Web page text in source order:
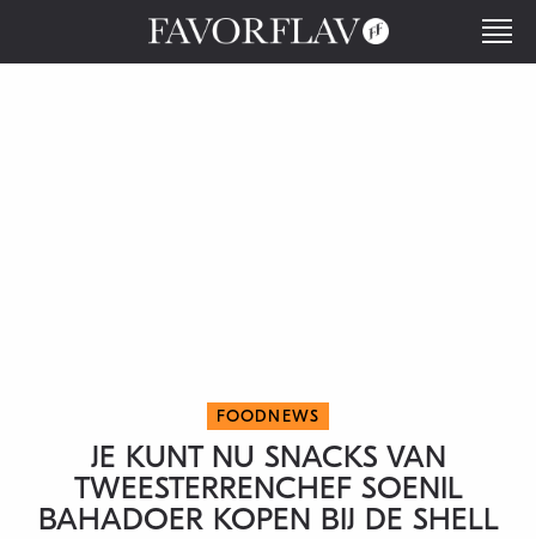
FOODNEWS
JE KUNT NU SNACKS VAN
TWEESTERRENCHEF SOENIL
BAHADOER KOPEN BIJ DE SHELL